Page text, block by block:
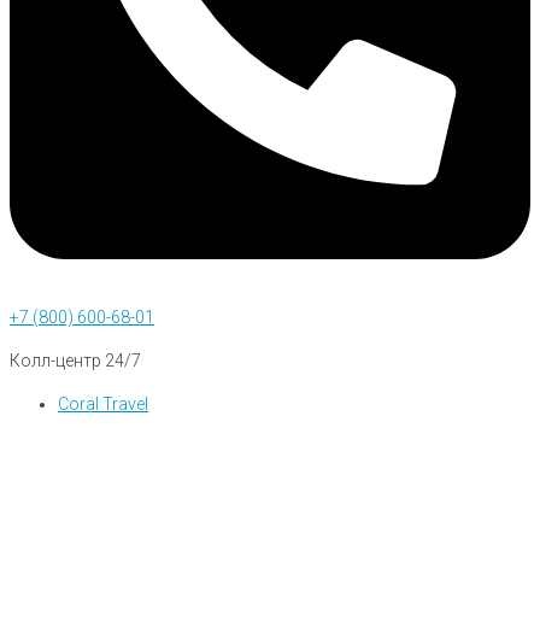
+7 (800) 600-68-01
Колл-центр 24/7
Coral Travel